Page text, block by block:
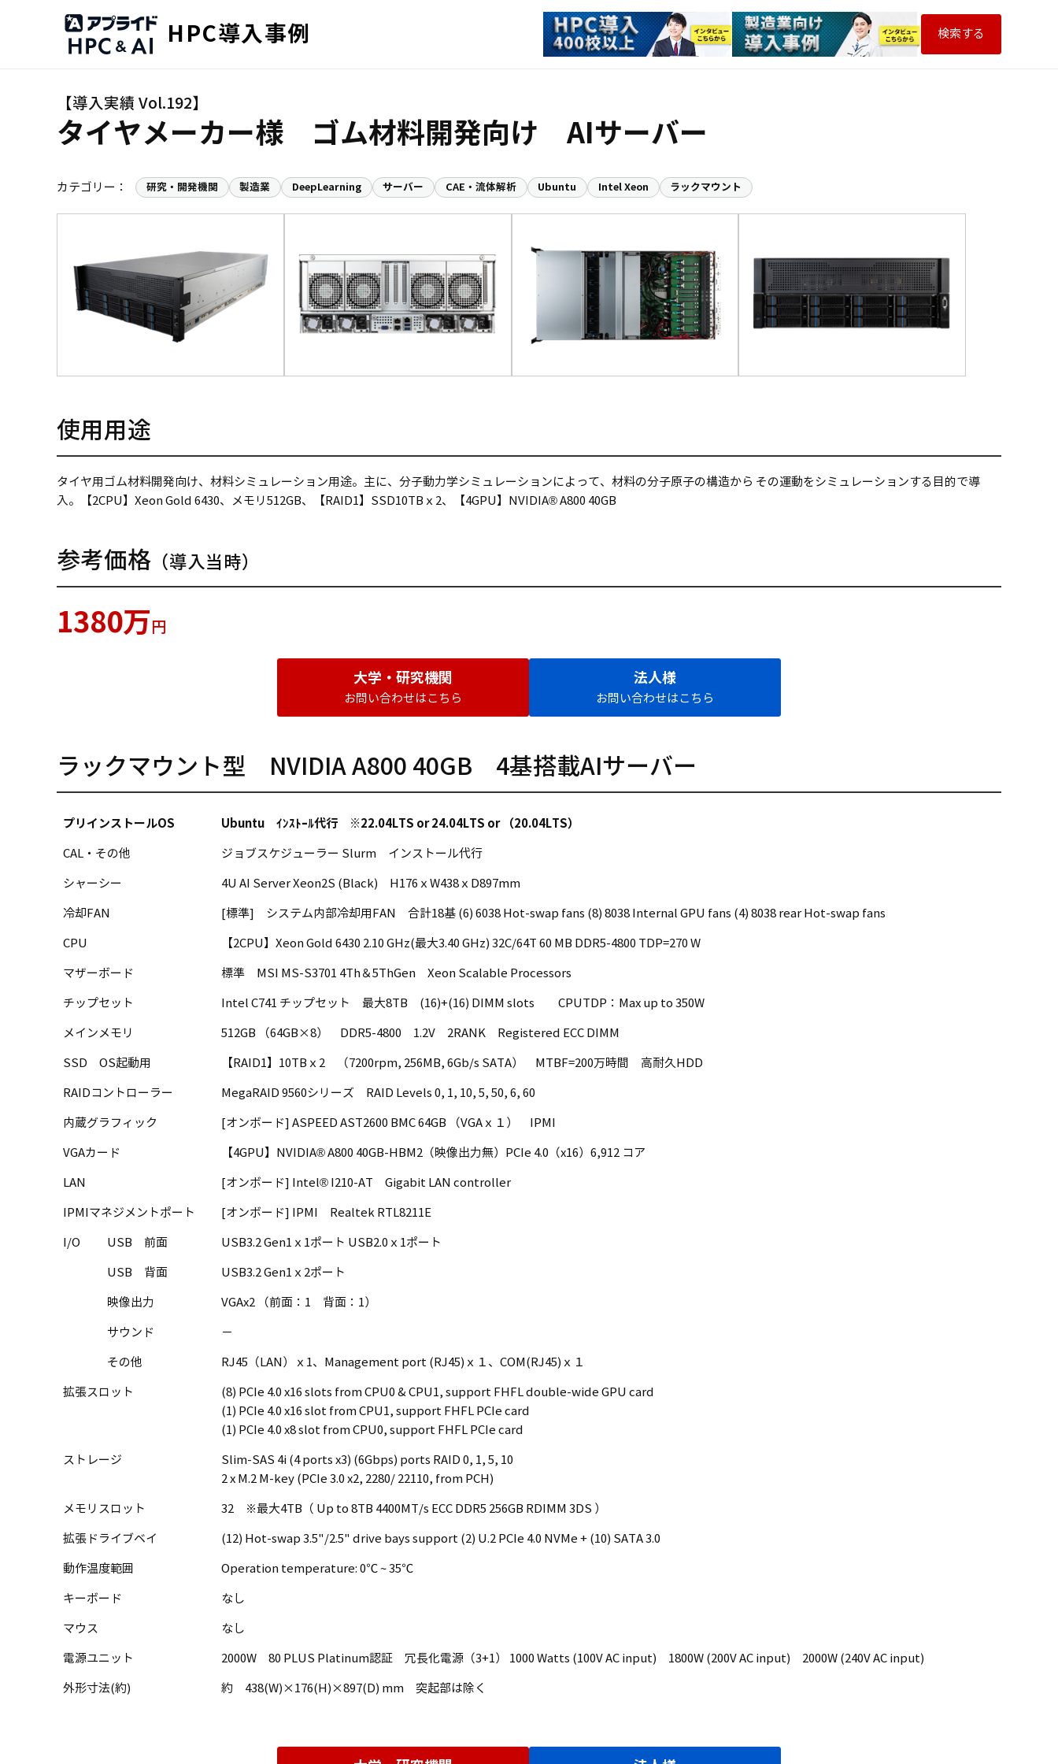
HPC導入事例 検索する
タイヤメーカー様 ゴム材料開発向け AIサーバー
カテゴリー： 研究・開発機関 製造業 DeepLearning サーバー CAE・流体解析 Ubuntu Intel Xeon ラックマウント
使用用途
タイヤ用ゴム材料開発向け、材料シミュレーション用途。主に、分子動力学シミュレーションによって、材料の分子原子の構造から その運動をシミュレーションする目的で導
入。【2CPU】Xeon Gold 6430、メモリ512GB、【RAID1】SSD10TBｘ2、【4GPU】NVIDIA® A800 40GB
参考価格 （導入当時）
1380万円
大学・研究機関
お問い合わせはこちら
法人様
お問い合わせはこちら
ラックマウント型 NVIDIA A800 40GB 4基搭載AIサーバー
プリインストールOS Ubuntu ｲﾝｽﾄｰﾙ代行 ※22.04LTS or 24.04LTS or （20.04LTS）
CAL・その他 ジョブスケジューラー Slurm インストール代行
シャーシー 4U AI Server Xeon2S (Black) H176ｘW438ｘD897mm
冷却FAN [標準] システム内部冷却用FAN 合計18基 (6) 6038 Hot-swap fans (8) 8038 Internal GPU fans (4) 8038 rear Hot-swap fans
CPU 【2CPU】Xeon Gold 6430 2.10 GHz(最大3.40 GHz) 32C/64T 60 MB DDR5-4800 TDP=270 W
マザーボード 標準 MSI MS-S3701 4Th＆5ThGen Xeon Scalable Processors
チップセット Intel C741 チップセット 最大8TB (16)+(16) DIMM slots CPUTDP：Max up to 350W
メインメモリ 512GB （64GB×8） DDR5-4800 1.2V 2RANK Registered ECC DIMM
SSD OS起動用 【RAID1】10TBｘ2 （7200rpm, 256MB, 6Gb/s SATA） MTBF=200万時間 高耐久HDD
RAIDコントローラー MegaRAID 9560シリーズ RAID Levels 0, 1, 10, 5, 50, 6, 60
内蔵グラフィック [オンボード] ASPEED AST2600 BMC 64GB （VGAｘ１） IPMI
VGAカード 【4GPU】NVIDIA® A800 40GB-HBM2（映像出力無）PCIe 4.0（x16）6,912 コア
LAN [オンボード] Intel® I210-AT Gigabit LAN controller
IPMIマネジメントポート [オンボード] IPMI Realtek RTL8211E
I/O USB 前面 USB3.2 Gen1ｘ1ポート USB2.0ｘ1ポート
USB 背面 USB3.2 Gen1ｘ2ポート
映像出力 VGAx2 （前面：1 背面：1）
サウンド －
その他 RJ45（LAN）ｘ1、Management port (RJ45)ｘ１、COM(RJ45)ｘ１
拡張スロット
(8) PCIe 4.0 x16 slots from CPU0 & CPU1, support FHFL double-wide GPU card
(1) PCIe 4.0 x16 slot from CPU1, support FHFL PCIe card
(1) PCIe 4.0 x8 slot from CPU0, support FHFL PCIe card
ストレージ
Slim-SAS 4i (4 ports x3) (6Gbps) ports RAID 0, 1, 5, 10
2 x M.2 M-key (PCIe 3.0 x2, 2280/ 22110, from PCH)
メモリスロット 32 ※最大4TB（ Up to 8TB 4400MT/s ECC DDR5 256GB RDIMM 3DS ）
拡張ドライブベイ (12) Hot-swap 3.5"/2.5" drive bays support (2) U.2 PCIe 4.0 NVMe + (10) SATA 3.0
動作温度範囲 Operation temperature: 0℃ ~ 35℃
キーボード なし
マウス なし
電源ユニット 2000W 80 PLUS Platinum認証 冗長化電源（3+1） 1000 Watts (100V AC input) 1800W (200V AC input) 2000W (240V AC input)
外形寸法(約) 約 438(W)×176(H)×897(D) mm 突起部は除く